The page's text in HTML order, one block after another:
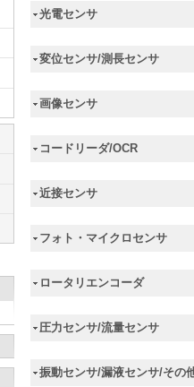
光電センサ
変位センサ/測長センサ
画像センサ
コードリーダ/OCR
近接センサ
フォト・マイクロセンサ
ロータリエンコーダ
圧力センサ/流量センサ
振動センサ/漏液センサ/その